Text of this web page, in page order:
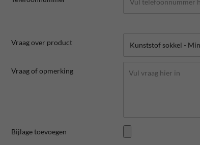
Vraag over product
Vraag of opmerking
Bijlage toevoegen